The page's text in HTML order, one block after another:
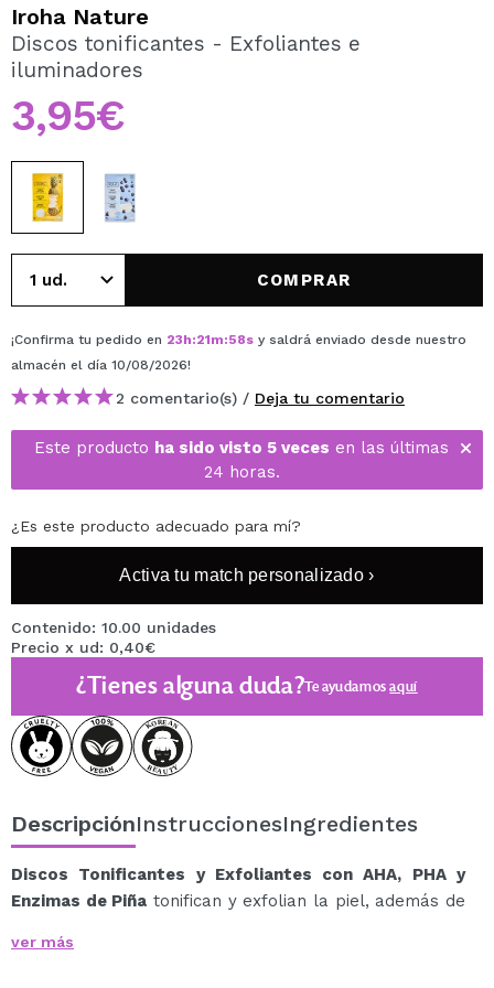
Al crear una cuenta en Maquillalia.com podrás realizar
tus compras rápidamente, revisar el estado de tus
Iroha Nature
Discos tonificantes - Exfoliantes e
iluminadores
3,95€
COMPRAR
¡Confirma tu pedido en 23h:21m:58s y saldrá enviado desde nuestro
almacén el día 10/08/2026!
2 comentario(s) / Deja tu comentario
Este producto ha sido visto 5 veces en las últimas
24 horas.
¿Es este producto adecuado para mí?
Activa tu match personalizado ›
Contenido: 10.00 unidades
Precio x ud: 0,40€
¿Tienes alguna duda?Te ayudamosaquí
DescripciónInstruccionesIngredientes
Discos Tonificantes y Exfoliantes con AHA, PHA y
Enzimas de Piña tonifican y exfolian la piel, además de
iluminar la piel del rostro. Suavizan e hidratan la piel.
ver más